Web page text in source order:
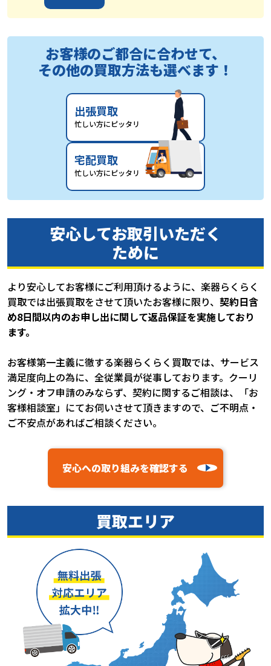
お客様のご都合に合わせて、
その他の買取方法も選べます！
出張買取
忙しい方にピッタリ
宅配買取
忙しい方にピッタリ
安心してお取引いただく
ために
より安心してお客様にご利用頂けるように、楽器らくらく
買取では出張買取をさせて頂いたお客様に限り、 契約日含
め8日間以内のお申し出に関して返品保証を実施しており
ます。
お客様第一主義に徹する楽器らくらく買取では、サービス
満足度向上の為に、全従業員が従事しております。クーリ
ング・オフ申請のみならず、契約に関するご相談は、「お
客様相談室」にてお伺いさせて頂きますので、ご不明点・
ご不安点があればご相談ください。
安心への取り組みを確認する
買取エリア